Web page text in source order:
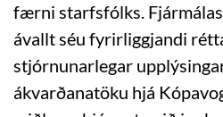
færni starfsfólks.
ávallt séu fyrirliggjandi
stjórnunarlegar
ákvarðanatöku hjá